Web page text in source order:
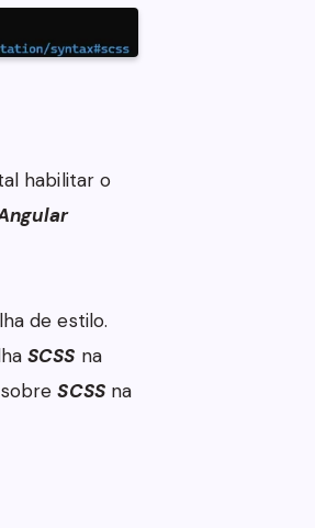
habilitar o
de estilo.
SCSS na
sobreSCSSna